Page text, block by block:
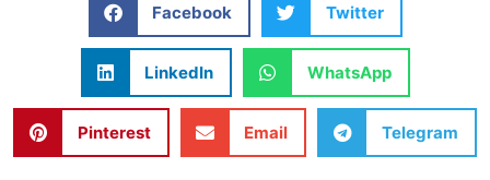
Facebook Twitter
LinkedIn WhatsApp
Pinterest Email Telegram